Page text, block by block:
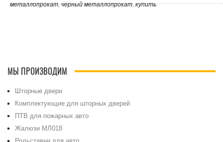
металлопрокат,черный металлопрокат,купить
МЫ ПРОИЗВОДИМ
Шторные двери
Комплектующие для шторных дверей
ПТВ для пожарных авто
Жалюзи МЛ018